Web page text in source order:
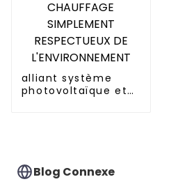
alliant système
photovoltaïque et
Blog Connexe